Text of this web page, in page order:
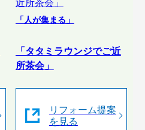
「人が集まる」
「タタミラウンジでご近
所茶会」
リフォーム提案
を見る